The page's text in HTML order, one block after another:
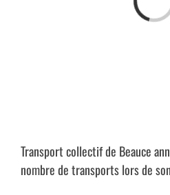
Transport collectif de Beauce
nombre de transports lors de